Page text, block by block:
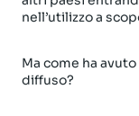
nell’utilizzo a
Ma come ha
diffuso?